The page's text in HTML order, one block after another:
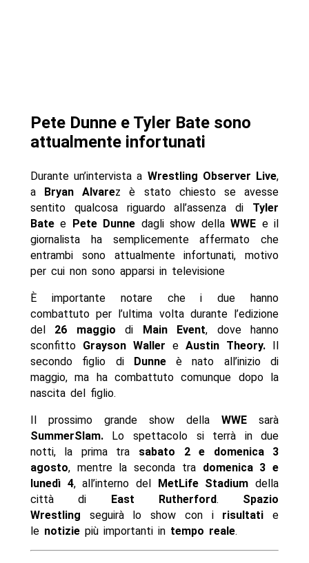
Pete Dunne e Tyler Bate sono
attualmente infortunati
Durante un’intervista a Wrestling Observer Live,
a
Bryan Alvarez è stato chiesto se avesse
sentito qualcosa riguardo all’assenza di Tyler
Batee Pete Dunne dagli show dellaWWE e il
giornalista ha semplicemente affermato che
entrambi sono attualmente infortunati, motivo
per cui non sono apparsi in televisione
È importante notare che i due hanno
combattuto per l’ultima volta durante l’edizione
del 26 maggio di Main Event, dove hanno
sconfittoGrayson Waller eAustin Theory.
secondo figlio di
Dunneè nato all’inizio di
maggio, ma ha combattuto comunque dopo la
nascita del figlio.
Il prossimo grande show dellaWWE sarà
SummerSlam.Lo spettacolo si terrà in due
notti, la prima tra sabato 2 e domenica 3
agosto, mentre la seconda tra domenica 3 e
lunedì 4, all’interno del MetLife Stadium della
città di
East Rutherford. Spazio
Wrestling seguirà lo show con i risultati e
le notiziepiù importanti in tempo reale.